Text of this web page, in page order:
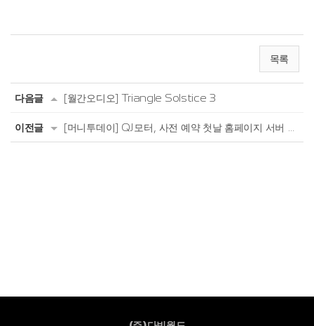
목록
다음글 [월간오디오] Triangle Solstice 3
이전글